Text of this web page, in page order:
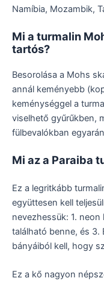
Namíbia, Mozambik,
Mi a turmalin
tartós?
Besorolása a Mohs
annál keményebb
keménységgel a
viselhető gyűrűkben,
fülbevalókban
Mi az a Paraiba
Ez a legritkább
együttesen kell
nevezhessük: 1.
található benne, és 3.
bányáiból kell, hogy
Ez a kő nagyon